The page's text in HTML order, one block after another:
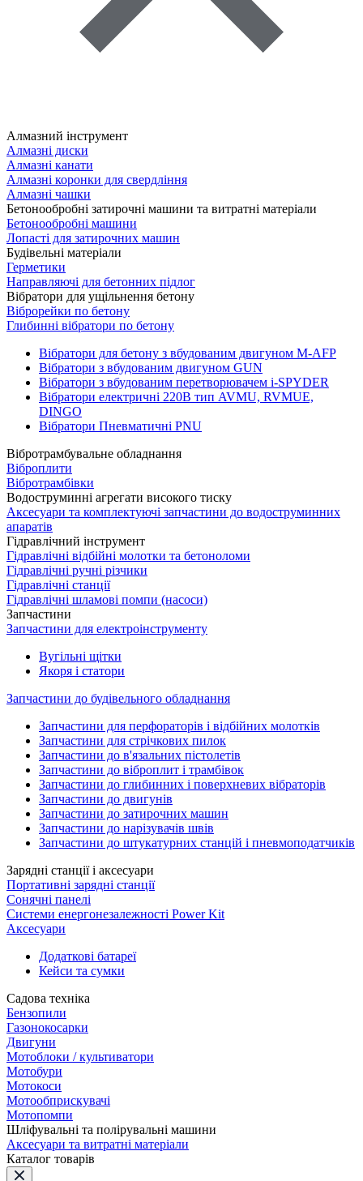
Алмазний інструмент
Алмазні диски
Алмазні канати
Алмазні коронки для свердління
Алмазні чашки
Бетонообробні затирочні машини та витратні матеріали
Бетонообробні машини
Лопасті для затирочних машин
Будівельні матеріали
Герметики
Направляючі для бетонних підлог
Вібратори для ущільнення бетону
Віброрейки по бетону
Глибинні вібратори по бетону
Вібратори для бетону з вбудованим двигуном M-AFP
Вібратори з вбудованим двигуном GUN
Вібратори з вбудованим перетворювачем i-SPYDER
Вібратори електричні 220B тип AVMU, RVMUE,
DINGO
Вібратори Пневматичні PNU
Вібротрамбувальне обладнання
Віброплити
Вібротрамбівки
Водоструминні агрегати високого тиску
Аксесуари та комплектуючі запчастини до водоструминних
апаратів
Гідравлічний інструмент
Гідравлічні відбійні молотки та бетоноломи
Гідравлічні ручні різчики
Гідравлічні станції
Гідравлічні шламові помпи (насоси)
Запчастини
Запчастини для електроінструменту
Вугільні щітки
Якоря і статори
Запчастини до будівельного обладнання
Запчастини для перфораторів і відбійних молотків
Запчастини для стрічкових пилок
Запчастини до в'язальних пістолетів
Запчастини до віброплит і трамбівок
Запчастини до глибинних і поверхневих вібраторів
Запчастини до двигунів
Запчастини до затирочних машин
Запчастини до нарізувачів швів
Запчастини до штукатурних станцій і пневмоподатчиків
Зарядні станції і аксесуари
Портативні зарядні станції
Сонячні панелі
Системи енергонезалежності Power Kit
Аксесуари
Додаткові батареї
Кейси та сумки
Садова техніка
Бензопили
Газонокосарки
Двигуни
Мотоблоки / культиватори
Мотобури
Мотокоси
Мотообприскувачі
Мотопомпи
Шліфувальні та полірувальні машини
Аксесуари та витратні матеріали
Каталог товарів